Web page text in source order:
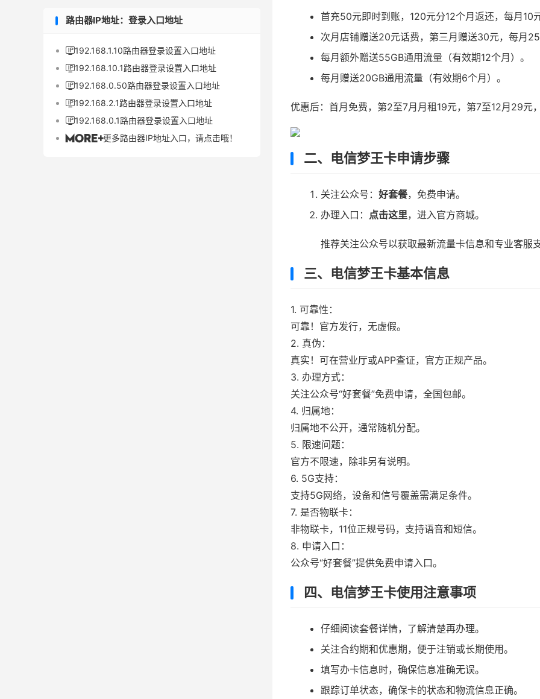
首充50元即时到账，120元分12个月返还，每月10
次月店铺赠送20元话费，第三月赠送30元，每月
每月额外赠送55GB通用流量（有效期12个月）。
每月赠送20GB通用流量（有效期6个月）。
优惠后：首月免费，第2至7月月租19元，第7至12月29元
二、电信梦王卡申请步骤
关注公众号： 好套餐，免费申请。
办理入口： 点击这里，进入官方商城。
推荐关注公众号以获取最新流量卡信息和专业客服
三、电信梦王卡基本信息
1. 可靠性：
可靠！官方发行，无虚假。
2. 真伪：
真实！可在营业厅或APP查证，官方正规产品。
3. 办理方式：
关注公众号“好套餐”免费申请，全国包邮。
4. 归属地：
归属地不公开，通常随机分配。
5. 限速问题：
官方不限速，除非另有说明。
6. 5G支持：
支持5G网络，设备和信号覆盖需满足条件。
7. 是否物联卡：
非物联卡，11位正规号码，支持语音和短信。
8. 申请入口：
公众号“好套餐”提供免费申请入口。
四、电信梦王卡使用注意事项
仔细阅读套餐详情，了解清楚再办理。
关注合约期和优惠期，便于注销或长期使用。
填写办卡信息时，确保信息准确无误。
跟踪订单状态，确保卡的状态和物流信息正确。
路由器IP地址：登录入口地址
192.168.1.10路由器登录设置入口地址
192.168.10.1路由器登录设置入口地址
192.168.0.50路由器登录设置入口地址
192.168.2.1路由器登录设置入口地址
192.168.0.1路由器登录设置入口地址
更多路由器IP地址入口，请点击哦！